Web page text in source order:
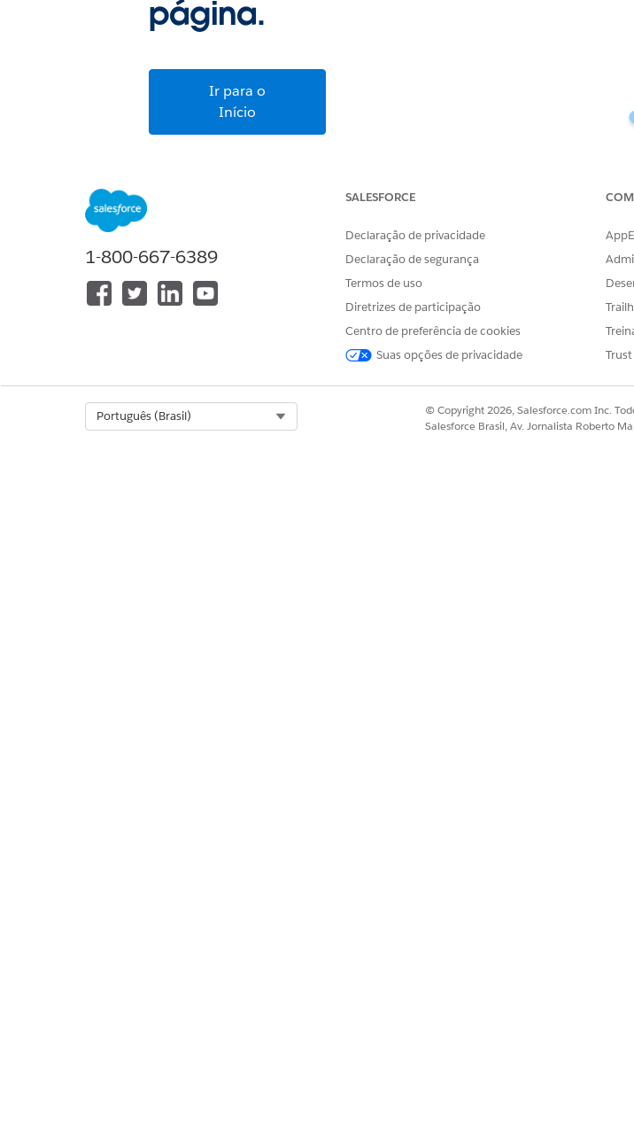
página.
Ir para o
Início
1-800-667-6389
SALESFORCE
Declaração de privacidade
Declaração de segurança
Termos de uso
Diretrizes de participação
Centro de preferência de cookies
Suas opções de privacidade
Trust
Português (Brasil)
© Copyright 2026, Salesforce.com Inc.
Salesforce Brasil, Av. Jornalista Roberto